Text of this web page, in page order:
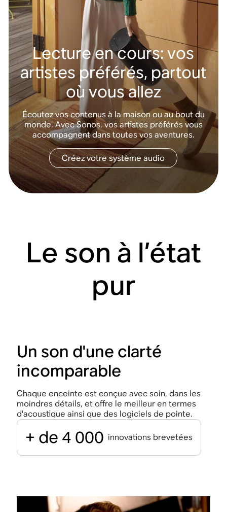
Lecture en cours: vos
artistes préférés, partout
où vous allez
Écoutez vos contenus à la maison ou au bout du
monde. Avec Sonos, vos artistes préférés vous
accompagnent dans toutes vos aventures.
Créez votre système audio
Le son à l’état
pur
Un son d'une clarté
incomparable
Chaque enceinte est conçue avec soin, dans les
moindres détails, et offre le meilleur en termes
d'acoustique ainsi que des logiciels de pointe.
+ de 4 000 innovations brevetées